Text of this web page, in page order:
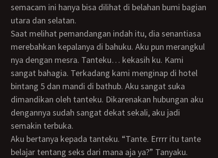
semacam ini hanya bisa dilihat di belahan bumi bagian
utara dan selatan.
Saat melihat pemandangan indah itu, dia senantiasa
merebahkan kepalanya di bahuku. Aku pun merangkul
nya dengan mesra. Tanteku… kekasih ku. Kami
sangat bahagia. Terkadang kami menginap di hotel
bintang 5 dan mandi di bathub. Aku sangat suka
dimandikan oleh tanteku. Dikarenakan hubungan aku
dengannya sudah sangat dekat sekali, aku jadi
semakin terbuka.
Aku bertanya kepada tanteku. “Tante. Errrr itu tante
belajar tentang seks dari mana aja ya?” Tanyaku.